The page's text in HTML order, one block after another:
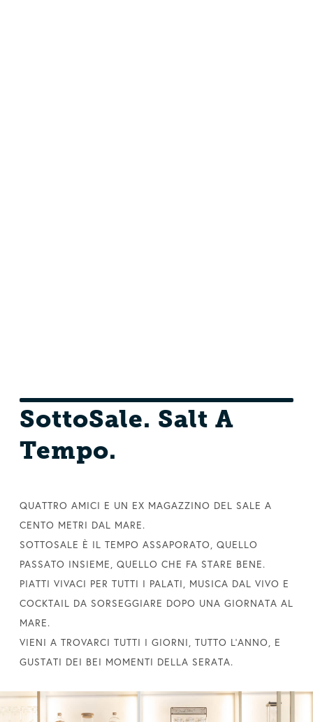
SottoSale. Salt A
Tempo.
QUATTRO AMICI E UN EX MAGAZZINO DEL SALE A
CENTO METRI DAL MARE.
SOTTOSALE È IL TEMPO ASSAPORATO, QUELLO
PASSATO INSIEME, QUELLO CHE FA STARE BENE.
PIATTI VIVACI PER TUTTI I PALATI, MUSICA DAL VIVO E
COCKTAIL DA SORSEGGIARE DOPO UNA GIORNATA AL
MARE.
VIENI A TROVARCI TUTTI I GIORNI, TUTTO L’ANNO, E
GUSTATI DEI BEI MOMENTI DELLA SERATA.